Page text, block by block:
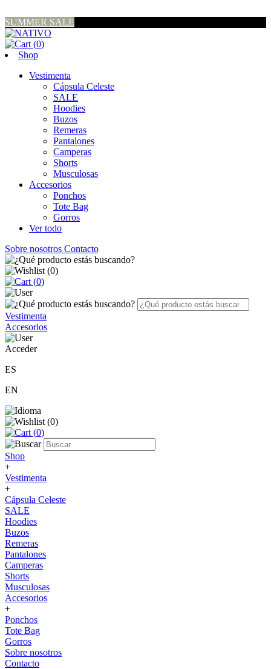
SUMMER SALE
(0)
Shop
Vestimenta
Cápsula Celeste
SALE
Hoodies
Buzos
Remeras
Pantalones
Camperas
Shorts
Musculosas
Accesorios
Ponchos
Tote Bag
Gorros
Ver todo
Sobre nosotros Contacto
(0)
(0)
Vestimenta
Accesorios
Acceder
ES
EN
(0)
(0)
Shop
+
Vestimenta
+
Cápsula Celeste
SALE
Hoodies
Buzos
Remeras
Pantalones
Camperas
Shorts
Musculosas
Accesorios
+
Ponchos
Tote Bag
Gorros
Sobre nosotros
Contacto